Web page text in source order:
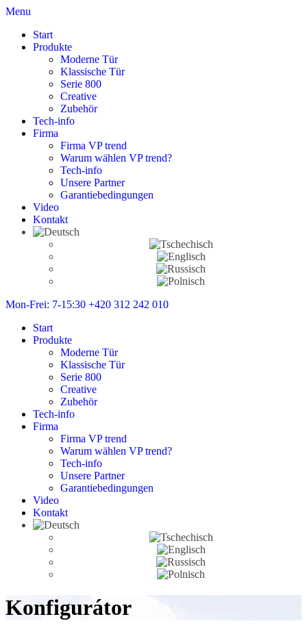
Menu
Start
Produkte
Moderne Tür
Klassische Tür
Serie 800
Creative
Zubehör
Tech-info
Firma
Firma VP trend
Warum wählen VP trend?
Tech-info
Unsere Partner
Garantiebedingungen
Video
Kontakt
Mon-Frei: 7-15:30 +420 312 242 010
Start
Produkte
Moderne Tür
Klassische Tür
Serie 800
Creative
Zubehör
Tech-info
Firma
Firma VP trend
Warum wählen VP trend?
Tech-info
Unsere Partner
Garantiebedingungen
Video
Kontakt
Konfigurátor